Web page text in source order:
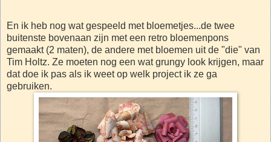
En ik heb nog wat gespeeld met bloemetjes...de twee
buitenste bovenaan zijn met een retro bloemenpons
gemaakt (2 maten), de andere met bloemen uit de "die" van
Tim Holtz. Ze moeten nog een wat grungy look krijgen, maar
dat doe ik pas als ik weet op welk project ik ze ga
gebruiken.